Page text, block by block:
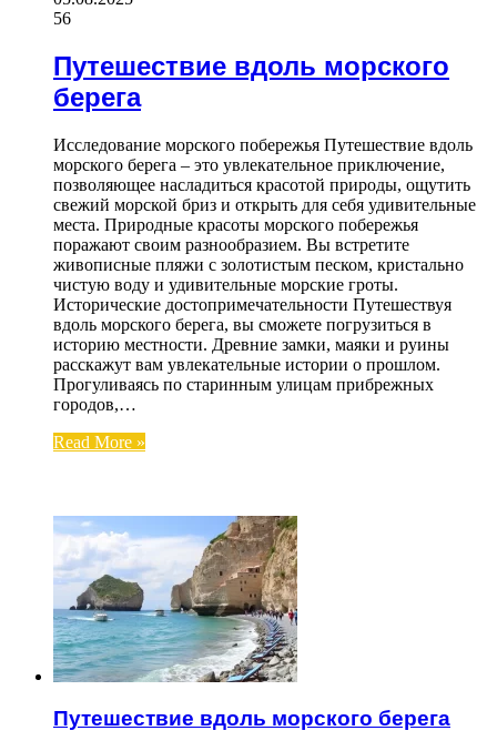
56
Путешествие вдоль морского
берега
Исследование морского побережья Путешествие вдоль
морского берега – это увлекательное приключение,
позволяющее насладиться красотой природы, ощутить
свежий морской бриз и открыть для себя удивительные
места. Природные красоты морского побережья
поражают своим разнообразием. Вы встретите
живописные пляжи с золотистым песком, кристально
чистую воду и удивительные морские гроты.
Исторические достопримечательности Путешествуя
вдоль морского берега, вы сможете погрузиться в
историю местности. Древние замки, маяки и руины
расскажут вам увлекательные истории о прошлом.
Прогуливаясь по старинным улицам прибрежных
городов,…
Read More »
Путешествие вдоль морского берега